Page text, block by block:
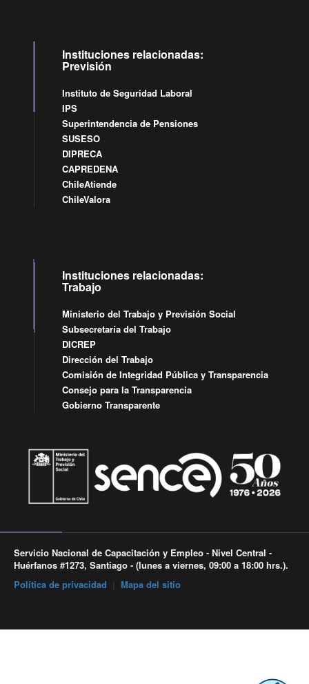
Instituciones relacionadas:
Previsión
Instituto de Seguridad Laboral
IPS
Superintendencia de Pensiones
SUSESO
DIPRECA
CAPREDENA
ChileAtiende
ChileValora
Instituciones relacionadas:
Trabajo
Ministerio del Trabajo y Previsión Social
Subsecretaría del Trabajo
DICREP
Dirección del Trabajo
Comisión de Integridad Pública y Transparencia
Consejo para la Transparencia
Gobierno Transparente
Servicio Nacional de Capacitación y Empleo - Nivel Central -
Huérfanos #1273, Santiago - (lunes a viernes, 09:00 a 18:00 hrs.).
Política de privacidad
Mapa del sitio